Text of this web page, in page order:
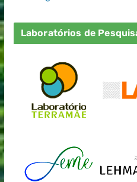
Laboratórios de